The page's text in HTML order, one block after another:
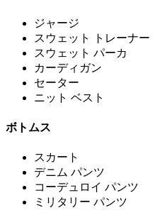
ジャージ
スウェット トレーナー
スウェット パーカ
カーディガン
セーター
ニット ベスト
ボトムス
スカート
デニム パンツ
コーデュロイ パンツ
ミリタリー パンツ